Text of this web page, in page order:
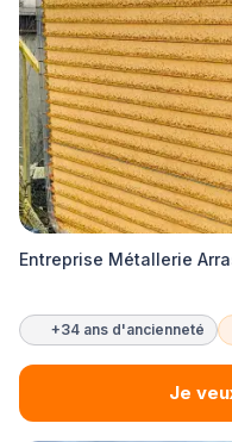
Entreprise Métallerie
+34 ans d'ancienneté
Je